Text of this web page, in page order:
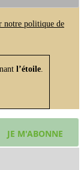
notre politique de
l’étoile